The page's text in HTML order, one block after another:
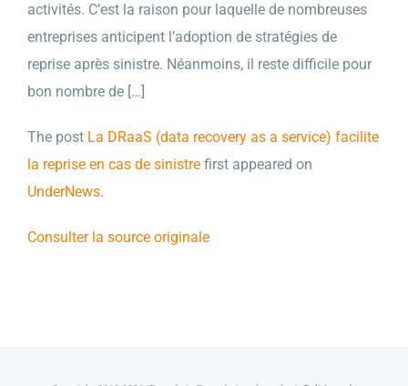
activités. C’est la raison pour laquelle de nombreuses
entreprises anticipent l’adoption de stratégies de
reprise après sinistre. Néanmoins, il reste difficile pour
bon nombre de […]
The post La DRaaS (data recovery as a service) facilite
la reprise en cas de sinistre first appeared on
UnderNews.
Consulter la source originale